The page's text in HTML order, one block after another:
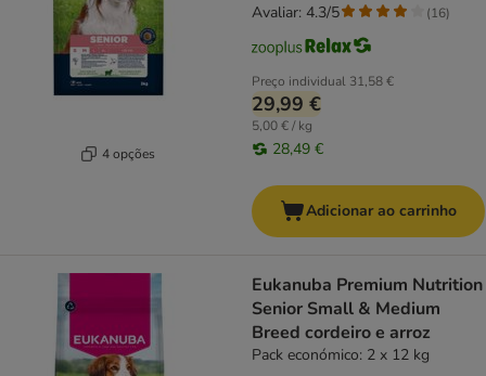
4 opções
Preço individual 31,58 €
29,99 €
5,00 € / kg
28,49 €
Avaliar: 4.3/5 (16)
Adicionar ao carrinho
Eukanuba Premium Nutrition
Senior Small & Medium
Breed cordeiro e arroz
Pack económico: 2 x 12 kg